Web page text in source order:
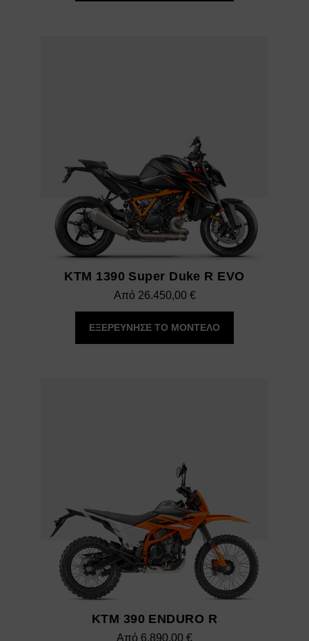
KTM 1390 Super Duke R EVO
Από 26.450,00 €
ΕΞΕΡΕΥΝΗΣΕ ΤΟ ΜΟΝΤΕΛΟ
KTM 390 ENDURO R
Από 6.890,00 €